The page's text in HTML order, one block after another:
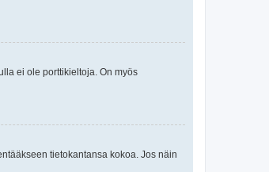
ei ole porttikieltoja. On myös
tietokantansa kokoa. Jos näin